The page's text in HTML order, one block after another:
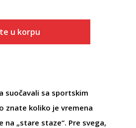
u korpu
suočavali sa sportskim
znate koliko je vremena
„stare staze“. Pre svega,